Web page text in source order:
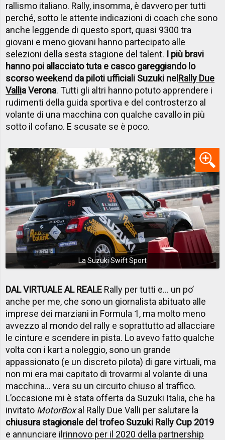
rallismo italiano. Rally, insomma, è davvero per tutti
perché, sotto le attente indicazioni di coach che sono
anche leggende di questo sport, quasi 9300 tra
giovani e meno giovani hanno partecipato alle
selezioni della sesta stagione del talent. I più bravi
hanno poi allacciato tuta e casco gareggiando lo
scorso weekend da piloti ufficiali Suzuki nel Rally Due
Vallia Verona. Tutti gli altri hanno potuto apprendere i
rudimenti della guida sportiva e del controsterzo al
volante di una macchina con qualche cavallo in più
sotto il cofano. E scusate se è poco.
La Suzuki Swift Sport
DAL VIRTUALE AL REALE Rally per tutti e… un po’
anche per me, che sono un giornalista abituato alle
imprese dei marziani in Formula 1, ma molto meno
avvezzo al mondo del rally e soprattutto ad allacciare
le cinture e scendere in pista. Lo avevo fatto qualche
volta con i kart a noleggio, sono un grande
appassionato (e un discreto pilota) di gare virtuali, ma
non mi era mai capitato di trovarmi al volante di una
macchina… vera su un circuito chiuso al traffico.
L’occasione mi è stata offerta da Suzuki Italia, che ha
invitato MotorBoxal Rally Due Valli per salutare la
chiusura stagionale del trofeo Suzuki Rally Cup 2019
e annunciare ilrinnovo per il 2020 della partnership